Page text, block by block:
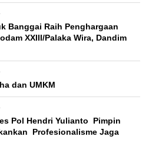
Banggai Raih Penghargaan
XXIII/Palaka Wira, Dandim
dan UMKM
Pol Hendri Yulianto Pimpin
Profesionalisme Jaga